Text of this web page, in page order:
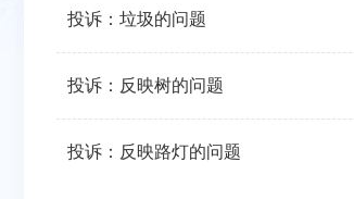
投诉：垃圾的问题
投诉：反映树的问题
投诉：反映路灯的问题